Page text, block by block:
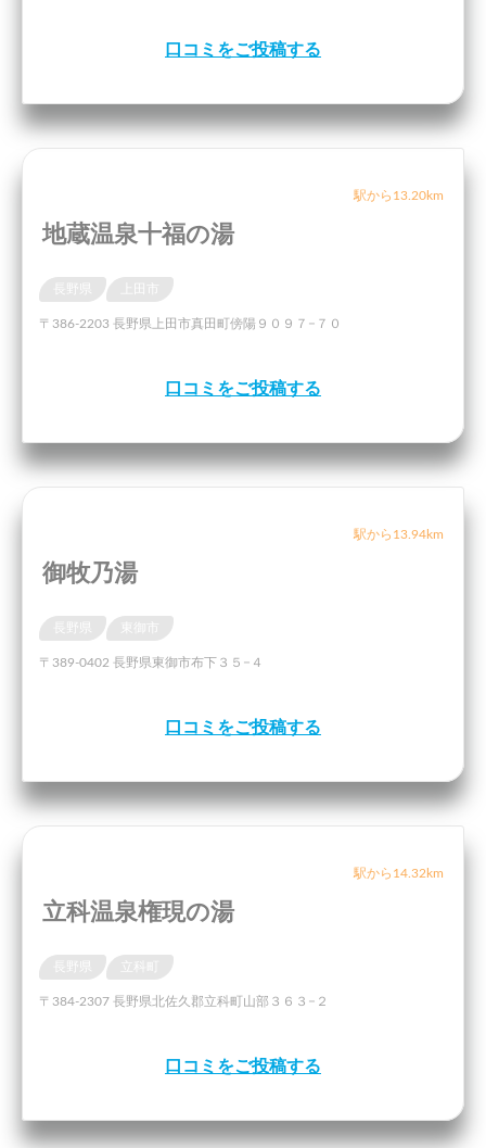
口コミをご投稿する
駅から13.20km
地蔵温泉十福の湯
〒386-2203 長野県上田市真田町傍陽９０９７−７０
口コミをご投稿する
駅から13.94km
御牧乃湯
〒389-0402 長野県東御市布下３５−４
口コミをご投稿する
駅から14.32km
立科温泉権現の湯
〒384-2307 長野県北佐久郡立科町山部３６３−２
口コミをご投稿する